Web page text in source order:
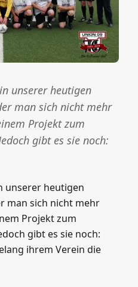
unserer heutigen
man sich nicht mehr
Projekt zum
gibt es sie noch:
unserer heutigen
man sich nicht mehr
Projekt zum
gibt es sie noch:
ihrem Verein die